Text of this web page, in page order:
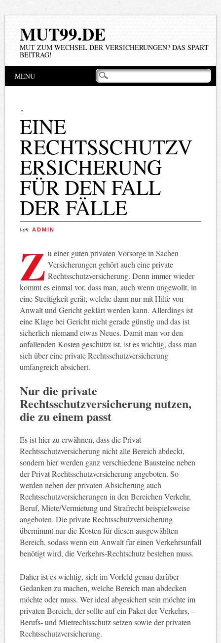
MUT99.DE
MUT ZUM WECHSEL DER VERSICHERUNGEN? DAS SPART
BEITRAG!
Hauptmenü
Inhalt
MENU
,
EINE
RECHTSSCHUTZV
ERSICHERUNG
FÜR DEN FALL
DER FÄLLE
von ADMIN
Z u einer guten privaten Vorsorge in Sachen
Versicherungen gehört auch eine private
Rechtsschutzversicherung. Denn immer wieder
kommt es einmal vor, dass man, auch wenn ungewollt, in
eine Streitigkeit gerät, welche dann nur mit Hilfe von
Anwalt und Gericht geklärt werden kann. Allerdings ist
eine Klage bei Gericht nicht gerade günstig und das ist
sicherlich niemand etwas Neues. Damit man vor den
anfallenden Kosten geschützt ist, ist es wichtig, dass man
sich über eine private Rechtsschutzversicherung
umfangreich absichert.
Nur die private
Rechtsschutzversicherung nutzen,
die zu einem passt
Es ist hier zu erwähnen, dass die Privat
Rechtsschutzversicherung nicht alle Bereich abdeckt,
sondern hier werden ganz verschiedene Bausteine neben
der Privat Rechtsschutzversicherung angeboten. So
werden neben der privaten Absicherung auch
Rechtsschutzversicherungen in den Bereichen Verkehr,
Beruf, Miete/Vermietung und Strafrecht beispielsweise
angeboten. Die private Rechtsschutzversicherung
übernimmt nur die Kosten für diesen ausgewählten
Bereich, sodass wenn ein Anwalt für einen Verkehrsunfall
benötigt wird, die Verkehrs-Rechtschutz bestehen muss.
Daher ist es wichtig, sich im Vorfeld genau darüber
Gedanken zu machen, welche Bereich man abdecken
möchte oder muss. Wer ideal abgesichert sein möchte im
privaten Bereich, der sollte auf ein Paket der Verkehrs, –
Berufs- und Mietrechtsschutz setzen sowie der privaten
Rechtsschutzversicherung.